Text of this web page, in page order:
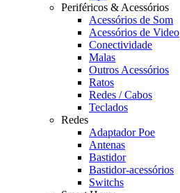
Periféricos & Acessórios
Acessórios de Som
Acessórios de Video
Conectividade
Malas
Outros Acessórios
Ratos
Redes / Cabos
Teclados
Redes
Adaptador Poe
Antenas
Bastidor
Bastidor-acessórios
Switchs